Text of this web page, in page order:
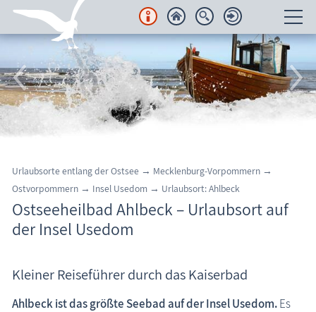
Unterkünfte
Regionales
Urlaubsorte
Halbinsel Fischland-Darß-Zingst
Insel Rügen
Insel Usedom
Ostseeheilbad Bansin
Ostseeheilbad Heringsdorf
Urlaubsorte entlang der Ostsee → Mecklenburg-Vorpommern →
Ostvorpommern → Insel Usedom → Urlaubsort: Ahlbeck
Ostseeheilbad Ahlbeck – Urlaubsort auf
der Insel Usedom
Kleiner Reiseführer durch das Kaiserbad
Ahlbeck ist das größte Seebad auf der Insel Usedom.Es